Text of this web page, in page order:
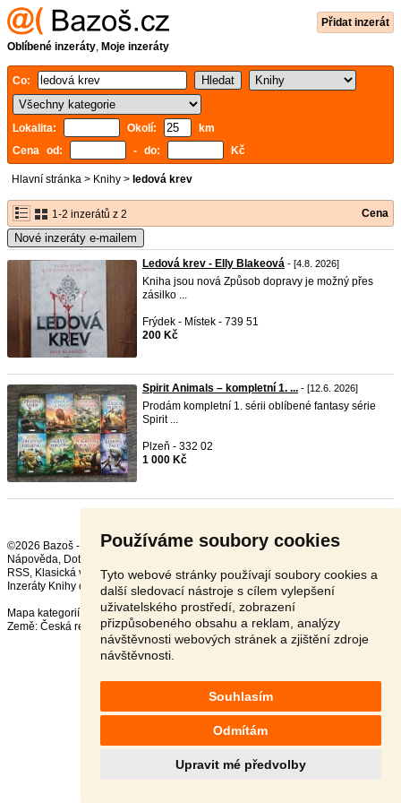
Používáme soubory cookies
Tyto webové stránky používají soubory cookies a
další sledovací nástroje s cílem vylepšení
uživatelského prostředí, zobrazení
přizpůsobeného obsahu a reklam, analýzy
návštěvnosti webových stránek a zjištění zdroje
návštěvnosti.
Souhlasím
Odmítám
Upravit mé předvolby
Přidat inzerát
Oblíbené inzeráty, Moje inzeráty
Co:
Lokalita: Okolí:
km
Cena od:
- do: Kč
Hlavní stránka > Knihy > ledová krev
1-2 inzerátů z 2 Cena
Nové inzeráty e-mailem
Ledová krev - Elly Blakeová - [4.8. 2026]
Kniha jsou nová Způsob dopravy je možný přes
zásilko ...
Frýdek - Místek - 739 51
200 Kč
Spirit Animals – kompletní 1. ... - [12.6. 2026]
Prodám kompletní 1. sérii oblíbené fantasy série
Spirit ...
Plzeň - 332 02
1 000 Kč
©2026 Bazoš -
Inzerce, Bazar
Nápověda, Dotazy
RSS,
Inzeráty Knihy celkem:37155, za 24 hodin:640
Mapa kategorií
Nejvyhledávanější výrazy
Země: Česká republika,Slovensko,Polsko,Rakousko